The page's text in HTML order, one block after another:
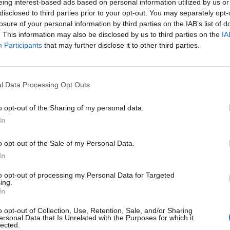
interest-based ads based on personal information utilized by us
to third parties prior to your opt-out. You may separately
of your personal information by third parties on the IAB’s list of
This information may also be disclosed by us to third parties on the
Participants that may further disclose it to other third parties.
Data Processing Opt Outs
opt-out of the Sharing of my personal data.
opt-out of the Sale of my Personal Data.
opt-out of processing my Personal Data for Targeted
opt-out of Collection, Use, Retention, Sale, and/or Sharing
Data that Is Unrelated with the Purposes for which it
vannak olyan menedzserek a piacon, akik
el - írja a Marketwatch. A piacon ennek megfelelően
az alapkezelők dolga sokkal nehezebb lesz,
automatikusan megvenni a drága alapokat.
spekuláció terjedt el Soros György bejelentéséről a múlt
az alapját, mert az amerikai jogszabályi feltételek sokat
Soros már inkább a társadalmi és politikai oldalra...
portfolio.hu hírarchívumához tartozik, melynek olvasása
tartalmazza:
elmúlt 2 év napon belüli